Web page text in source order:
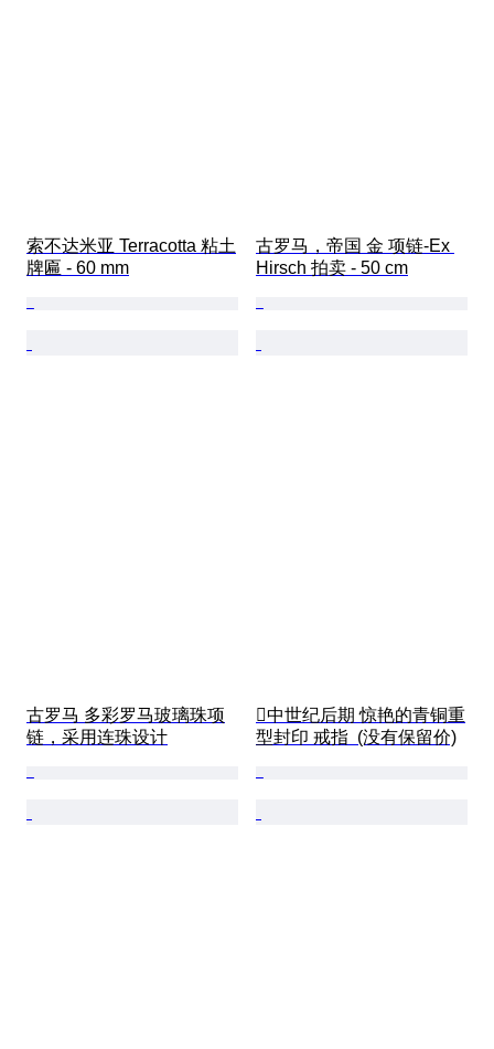
索不达米亚 Terracotta 粘土
牌匾 - 60 mm
古罗马，帝国 金 项链-Ex
Hirsch 拍卖 - 50 cm
古罗马 多彩罗马玻璃珠项
链，采用连珠设计
中世纪后期 惊艳的青铜重
型封印 戒指  (没有保留价)